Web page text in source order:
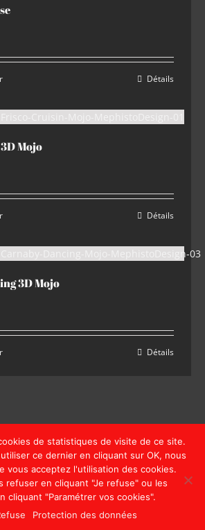
Détails
Mojo
Détails
3D Mojo
Détails
| Tous droits réservés | Website by
MephistoDesign
de statistiques de visite de ce site.
ce dernier en cliquant sur OK, nous
vous acceptez l'utilisation des cookies.
refuser en cliquant "Je refuse" ou les
cliquant "Paramétrer vos cookies".
Protection des données